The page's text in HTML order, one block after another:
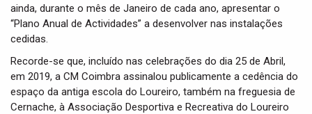
ainda, durante o mês de Janeiro de cada ano, apresentar o
“Plano Anual de Actividades” a desenvolver nas instalações
cedidas.
Recorde-se que, incluído nas celebrações do dia 25 de Abril,
em 2019, a CM Coimbra assinalou publicamente a cedência do
espaço da antiga escola do Loureiro, também na freguesia de
Cernache, à Associação Desportiva e Recreativa do Loureiro